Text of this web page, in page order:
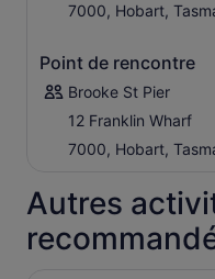
7000, Hobart,
Point de rencontre
Brooke St Pier
12 Franklin Wharf
7000, Hobart,
Autres